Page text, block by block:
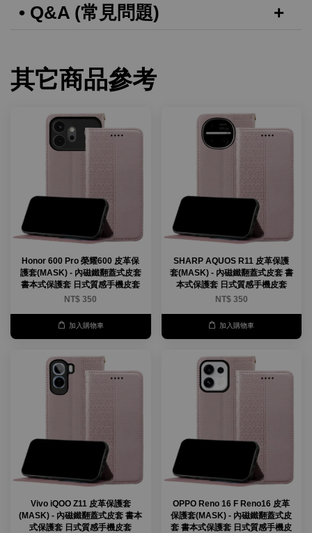
• Q&A (常見問題)
其它商品參考
Honor 600 Pro 榮耀600 皮革保
護套(MASK) - 內磁鐵翻蓋式皮套
書本式保護套 日式質感手機皮套
NT$ 350
加入購物車
SHARP AQUOS R11 皮革保護
套(MASK) - 內磁鐵翻蓋式皮套 書
本式保護套 日式質感手機皮套
NT$ 350
加入購物車
Vivo iQOO Z11 皮革保護套
(MASK) - 內磁鐵翻蓋式皮套 書本
式保護套 日式質感手機皮套
OPPO Reno 16 F Reno16 皮革
保護套(MASK) - 內磁鐵翻蓋式皮
套 書本式保護套 日式質感手機皮